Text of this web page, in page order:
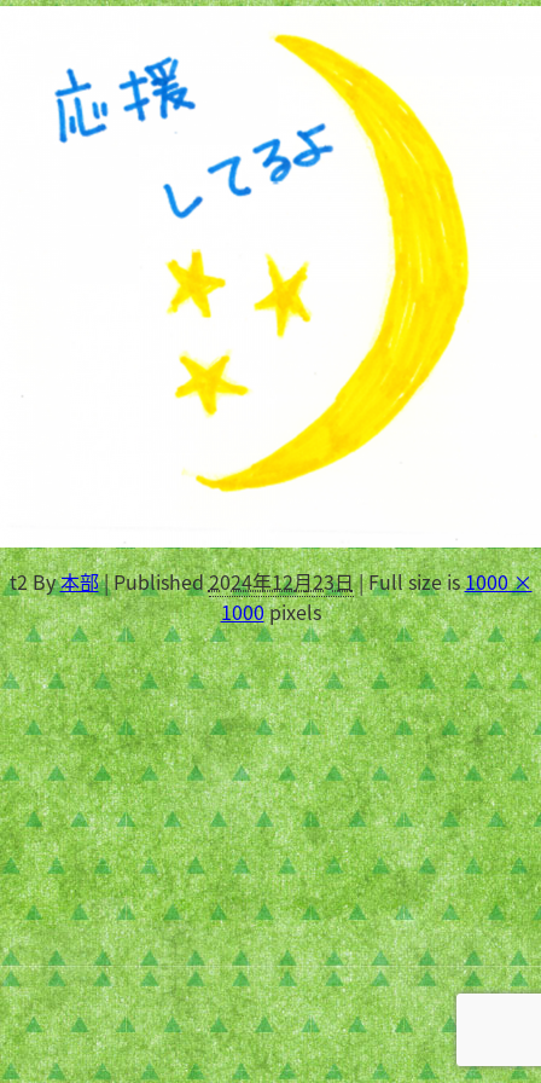
t2By本部|Published2024年12月23日|Full size is1000 ×
1000pixels